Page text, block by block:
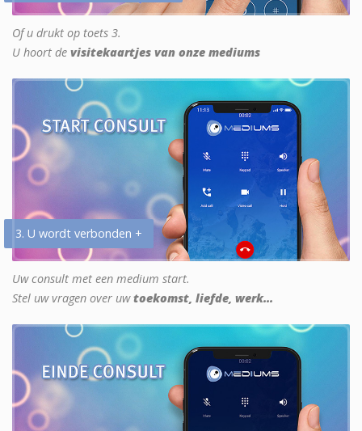
Of u drukt op toets 3.
U hoort de visitekaartjes van onze mediums
3. U wordt verbonden +
Uw consult met een medium start.
Stel uw vragen over uwtoekomst, liefde, werk...